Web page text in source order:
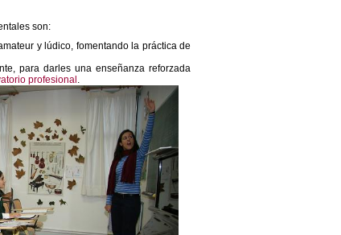
son:
y lúdico, fomentando la práctica de
para darles una enseñanza reforzada
profesional .